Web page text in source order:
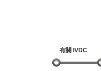
有關 IVDC